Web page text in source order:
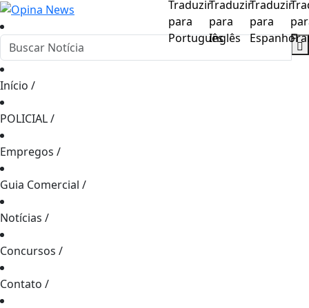
Início /
POLICIAL/
Empregos /
Guia Comercial /
Notícias /
Concursos /
Contato /